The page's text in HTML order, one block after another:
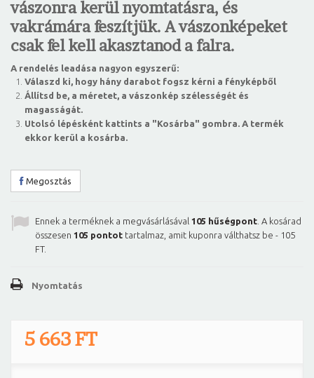
vászonra kerül nyomtatásra, és
vakrámára feszítjük. A vászonképeket
csak fel kell akasztanod a falra.
A rendelés leadása nagyon egyszerű:
Válaszd ki, hogy hány darabot fogsz kérni a fényképből
Állítsd be, a méretet, a vászonkép szélességét és
magasságát.
Utolsó lépésként kattints a "Kosárba" gombra. A termék
ekkor kerül a kosárba.
Megosztás
Ennek a terméknek a megvásárlásával 105 hűségpont . A kosárad
összesen 105 pontot tartalmaz, amit kuponra válthatsz be - 105
FT.
Nyomtatás
5 663 FT